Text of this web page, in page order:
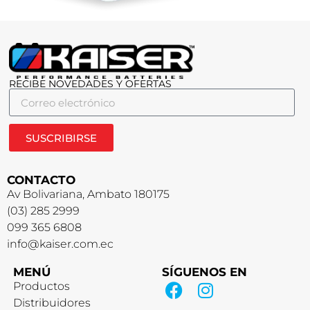
RECIBE NOVEDADES Y OFERTAS
SUSCRIBIRSE
CONTACTO
Av Bolivariana, Ambato 180175
(03) 285 2999
099 365 6808
info@kaiser.com.ec
MENÚ
Productos
Distribuidores
SÍGUENOS EN